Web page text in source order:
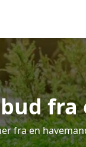
fra
fra en